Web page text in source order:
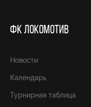
ФК ЛОКОМОТИВ
Новости
Календарь
Турнирная таблица